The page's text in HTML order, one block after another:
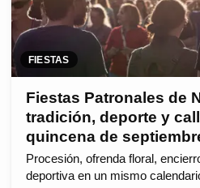
FIESTAS
Fiestas Patronales de
tradición, deporte y
quincena de
Procesión, ofrenda floral,
deportiva en un mismo